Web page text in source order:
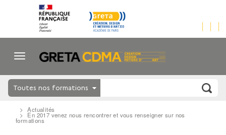
Toutes nos formations
Actualités
En 2017 venez nous rencontrer et vous renseigner sur nos
formations